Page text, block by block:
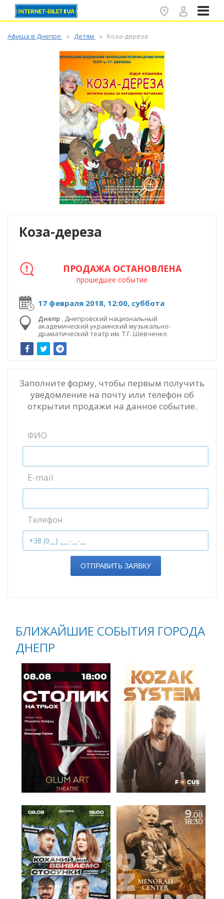
Афиша в Днепре Детям Коза-дереза
Коза-дереза
17 февраля 2018, 12:00, суббота
Днепр
Днепровский национальный
академический украинский музыкально-
драматический театр им. Т.Г. Шевченко
ПРОДАЖА ОСТАНОВЛЕНА
прошедшее событие
Заполните форму, чтобы первым получить
уведомление на почту или телефон об
открытии продажи на данное событие.
ФИО
E-mail
Телефон
ОТПРАВИТЬ ЗАЯВКУ
БЛИЖАЙШИЕ СОБЫТИЯ ГОРОДА
ДНЕПР